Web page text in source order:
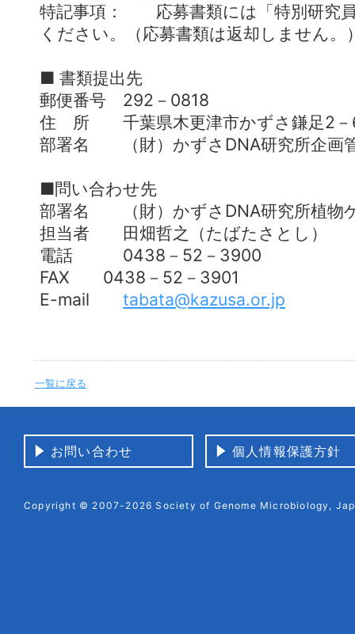
特記事項： 応募書類には「特別研究
ください。（応募書類は返却しません。
■ 書類提出先
郵便番号 292－0818
住 所 千葉県木更津市かずさ鎌足2－
部署名 （財）かずさDNA研究所企画
■問い合わせ先
部署名 （財）かずさDNA研究所植物
担当者 田畑哲之（たばたさとし）
電話 0438－52－3900
FAX 0438－52－3901
E-mail tabata@kazusa.or.jp
一覧に戻る
お問い合わせ 個人情報保護方針
Copyright © 2007-2026 Society of Genome Microbiology,